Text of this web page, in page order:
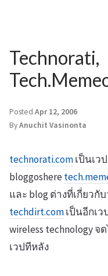
Technorati,
Posted Apr 12, 2006
ByAnuchit Vasinonta
technorati.comเป็นเว
bloggoshere
และ blog ต่างที่เกี่ยวกั
techdirt.comเป็นอีกเ
wireless technology
เวปทีหลัง